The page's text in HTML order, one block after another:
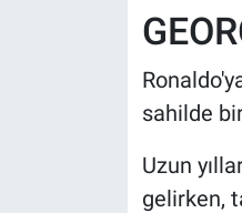
sahilde
Uzun
gelirken,